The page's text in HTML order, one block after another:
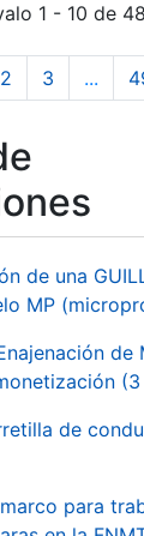
1 - 10 de
Página
2 Página
3 ...
de una
MP
de
de
para